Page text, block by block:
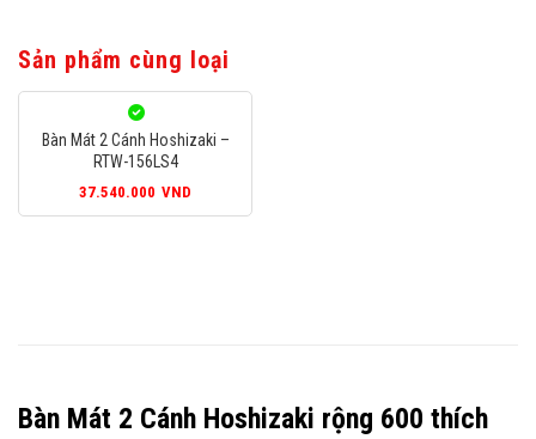
Sản phẩm cùng loại
Bàn Mát 2 Cánh Hoshizaki –
RTW-156LS4
37.540.000 VND
Bàn Mát 2 Cánh Hoshizaki rộng 600 thích